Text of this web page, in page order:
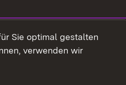
Sie optimal gestalten
verwenden wir